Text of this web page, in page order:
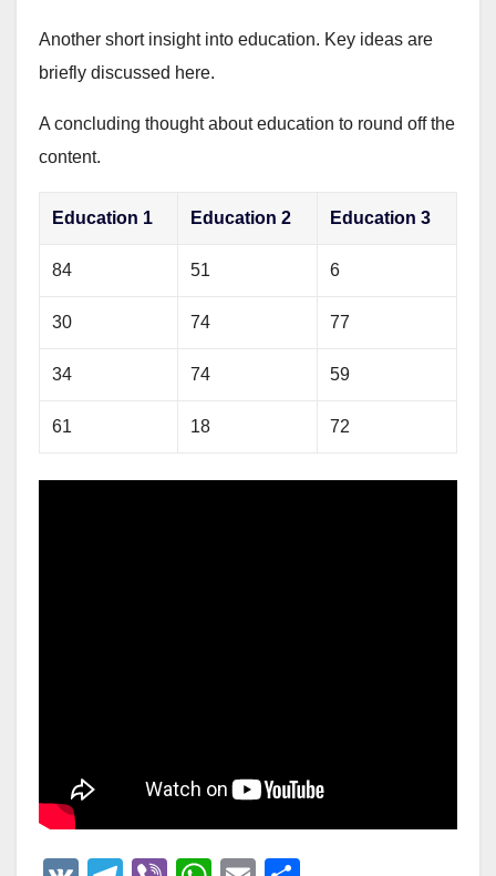
Another short insight into education. Key ideas are
briefly discussed here.
A concluding thought about education to round off the
content.
Education 1 Education 2 Education 3
84 51 6
30 74 77
34 74 59
61 18 72